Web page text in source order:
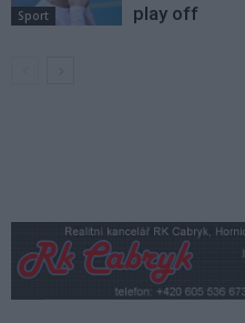
Sport
play off